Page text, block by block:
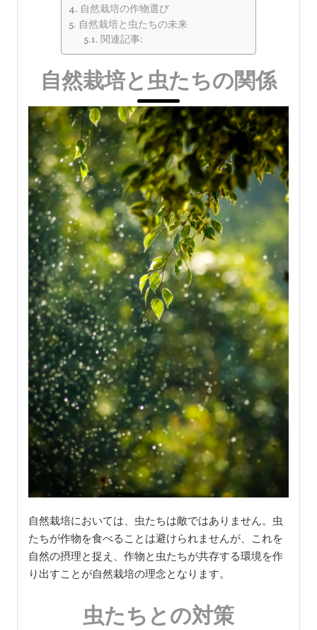
自然栽培の作物選び
自然栽培と虫たちの未来
関連記事:
自然栽培と虫たちの関係
自然栽培においては、虫たちは敵ではありません。虫
たちが作物を食べることは避けられませんが、これを
自然の摂理と捉え、作物と虫たちが共存する環境を作
り出すことが自然栽培の理念となります。
虫たちとの対策